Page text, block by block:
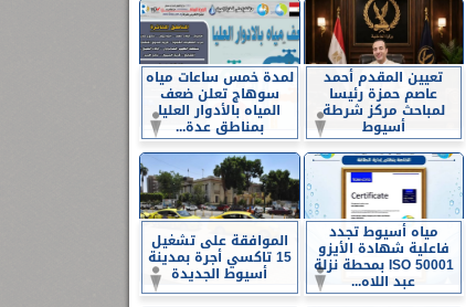
تعيين المقدم أحمد
عاصم حمزة رئيسا
لمباحث مركز شرطة
أسيوط
لمدة خمس ساعات مياه
سوهاج تعلن ضعف
المياه بالأدوار العليا
بمناطق عدة...
مياه أسيوط تجدد
فاعلية شهادة الأيزو
ISO 50001 بمحطة نزلة
عبد اللاه...
الموافقة على تشغيل
15 تاكسي أجرة بمدينة
أسيوط الجديدة